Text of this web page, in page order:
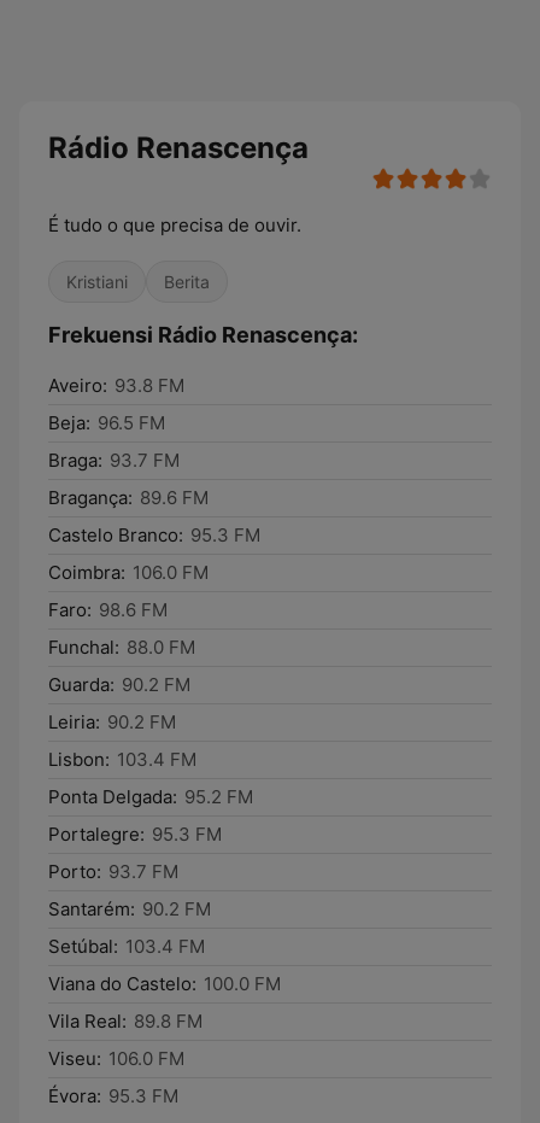
Rádio Renascença
É tudo o que precisa de ouvir.
Kristiani Berita
Frekuensi Rádio Renascença:
Aveiro: 93.8 FM
Beja: 96.5 FM
Braga: 93.7 FM
Bragança: 89.6 FM
Castelo Branco: 95.3 FM
Coimbra: 106.0 FM
Faro: 98.6 FM
Funchal: 88.0 FM
Guarda: 90.2 FM
Leiria: 90.2 FM
Lisbon: 103.4 FM
Ponta Delgada: 95.2 FM
Portalegre: 95.3 FM
Porto: 93.7 FM
Santarém: 90.2 FM
Setúbal: 103.4 FM
Viana do Castelo: 100.0 FM
Vila Real: 89.8 FM
Viseu: 106.0 FM
Évora: 95.3 FM